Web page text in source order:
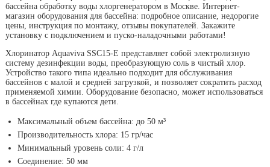
бассейна обработку воды хлоргенератором в Москве. Интернет-
магазин оборудования для бассейна: подробное описание, недорогие
цены, инструкция по монтажу, отзывы покупателей. Закажите
установку с подключением и пуско-наладочными работами!
Хлоринатор Aquaviva SSC15-E представляет собой электролизную
систему дезинфекции воды, преобразующую соль в чистый хлор.
Устройство такого типа идеально подходит для обслуживания
бассейнов с малой и средней загрузкой, и позволяет сократить расход
применяемой химии. Оборудование безопасно, может использоваться
в бассейнах где купаются дети.
Максимальный объем бассейна: до 50 м³
Производительность хлора: 15 гр/час
Минимальный уровень соли: 4 г/л
Соединение: 50 мм